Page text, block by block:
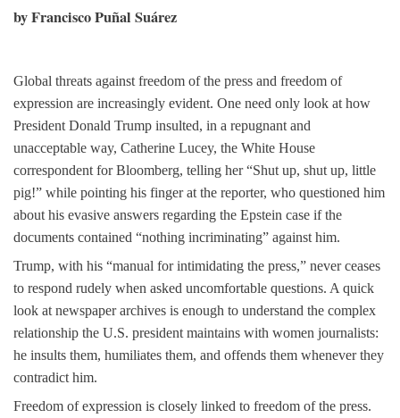
by Francisco Puñal Suárez
Global threats against freedom of the press and freedom of
expression are increasingly evident. One need only look at how
President Donald Trump insulted, in a repugnant and
unacceptable way, Catherine Lucey, the White House
correspondent for Bloomberg, telling her “Shut up, shut up, little
pig!” while pointing his finger at the reporter, who questioned him
about his evasive answers regarding the Epstein case if the
documents contained “nothing incriminating” against him.
Trump, with his “manual for intimidating the press,” never ceases
to respond rudely when asked uncomfortable questions. A quick
look at newspaper archives is enough to understand the complex
relationship the U.S. president maintains with women journalists:
he insults them, humiliates them, and offends them whenever they
contradict him.
Freedom of expression is closely linked to freedom of the press.